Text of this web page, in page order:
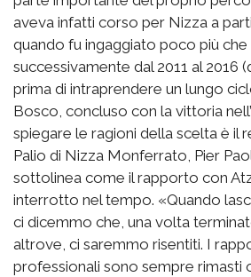
aveva infatti corso per Nizza a
quando fu ingaggiato poco più che
successivamente dal 2011 al 2016
prima di intraprendere un lungo
Bosco, concluso con la vittoria
spiegare le ragioni della scelta è il
Palio di Nizza Monferrato, Pier
sottolinea come il rapporto con
interrotto nel tempo. «Quando
ci dicemmo che, una volta
altrove, ci saremmo risentiti. I
professionali sono sempre rimasti